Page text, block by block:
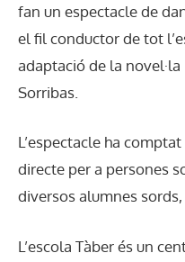
fan un espectacle de
el fil conductor de tot
adaptació de la novel·la
Sorribas.
L’espectacle ha
directe per a persones
diversos alumnes
L’escola Tàber és un